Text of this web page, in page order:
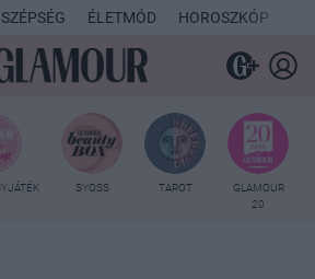
SZÉPSÉG ÉLETMÓD HOROSZKÓP
SYOSS TAROT
GLAMOUR
20